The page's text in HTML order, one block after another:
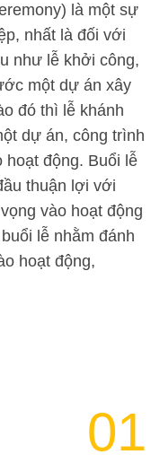
là một sự
nhất là đối với
như lễ khởi công,
một dự án xây
đó thì lễ khánh
dự án, công trình
động. Buổi lễ
thuận lợi với
vào hoạt động
lễ nhằm đánh
hoạt động,
01